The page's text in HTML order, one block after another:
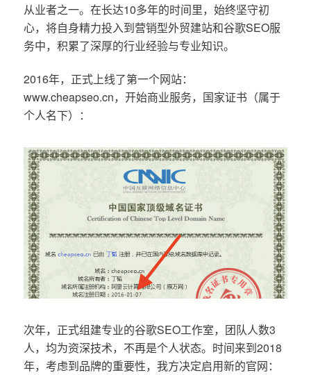
从业者之一。在长达10多年的时间里，始终坚守初
心，将自身精力投入到营销型外贸建站和谷歌SEO服
务中，积累了深厚的行业经验与专业知识。
2016年，正式上线了第一个网站：
www.cheapseo.cn，开始商业服务，国家证书（属于
个人名下）：
次年，正式组建专业的谷歌SEO工作室，团队人数3
人，均为资深技术，不再是个人状态。时间来到2018
年，考虑到品牌的重要性，我方决定启用新的官网：